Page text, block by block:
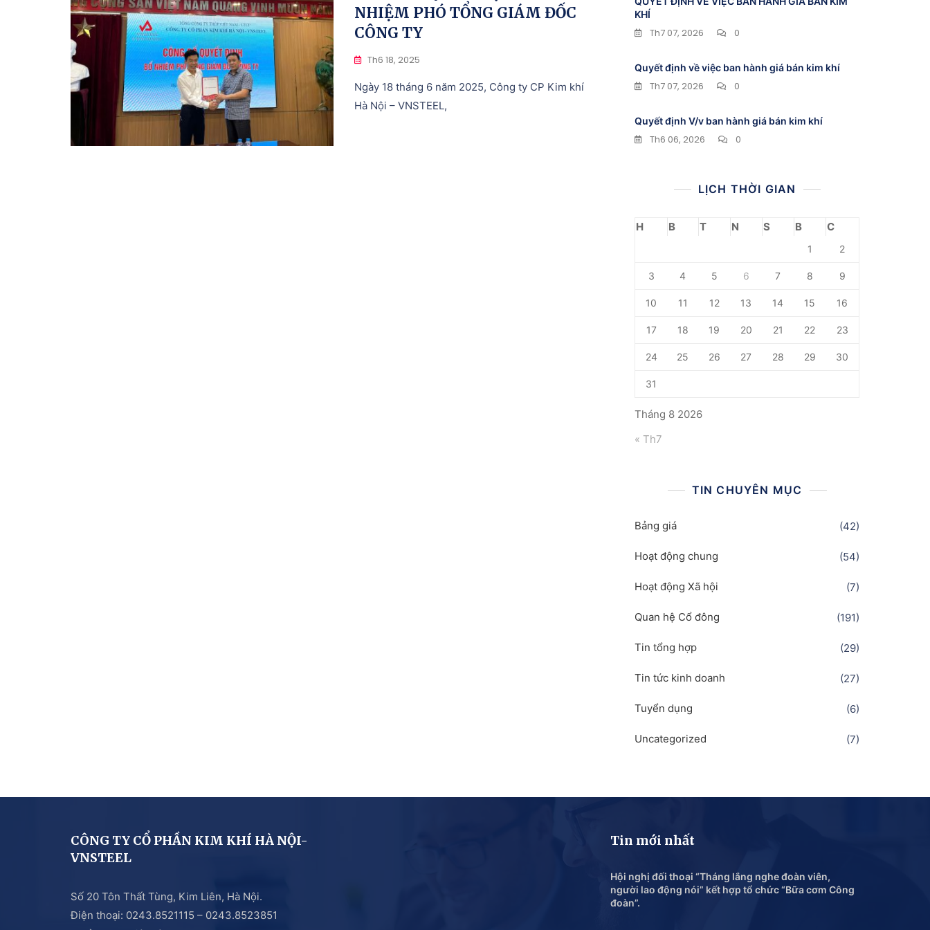
NHIỆM PHÓ TỔNG GIÁM ĐỐC
CÔNG TY
Th6 18, 2025
Ngày 18 tháng 6 năm 2025, Công ty CP Kim khí
Hà Nội – VNSTEEL,
KHÍ
Th7 07, 2026 0
Quyết định về việc ban hành giá bán kim khí
Th7 07, 2026 0
Quyết định V/v ban hành giá bán kim khí
Th6 06, 2026 0
LỊCH THỜI GIAN
Tháng 8 2026
H B T N S B C
1 2
3 4 5 6 7 8 9
10 11 12 13 14 15 16
17 18 19 20 21 22 23
24 25 26 27 28 29 30
31
« Th7
TIN CHUYÊN MỤC
Bảng giá (42)
Hoạt động chung (54)
Hoạt động Xã hội (7)
Quan hệ Cổ đông (191)
Tin tổng hợp (29)
Tin tức kinh doanh (27)
Tuyển dụng (6)
Uncategorized (7)
CÔNG TY CỔ PHẦN KIM KHÍ HÀ NỘI-
VNSTEEL
Số 20 Tôn Thất Tùng, Kim Liên, Hà Nội.
Điện thoại: 0243.8521115 – 0243.8523851
Tin mới nhất
Hội nghị đối thoại “Tháng lắng nghe đoàn viên,
người lao động nói” kết hợp tổ chức “Bữa cơm Công
đoàn”.